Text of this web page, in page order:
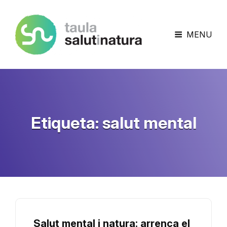
Taula Salut I Natura MENU
Etiqueta: salut mental
Salut mental i natura: arrenca el